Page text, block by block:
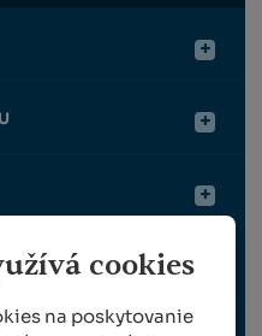
cookies
na poskytovanie